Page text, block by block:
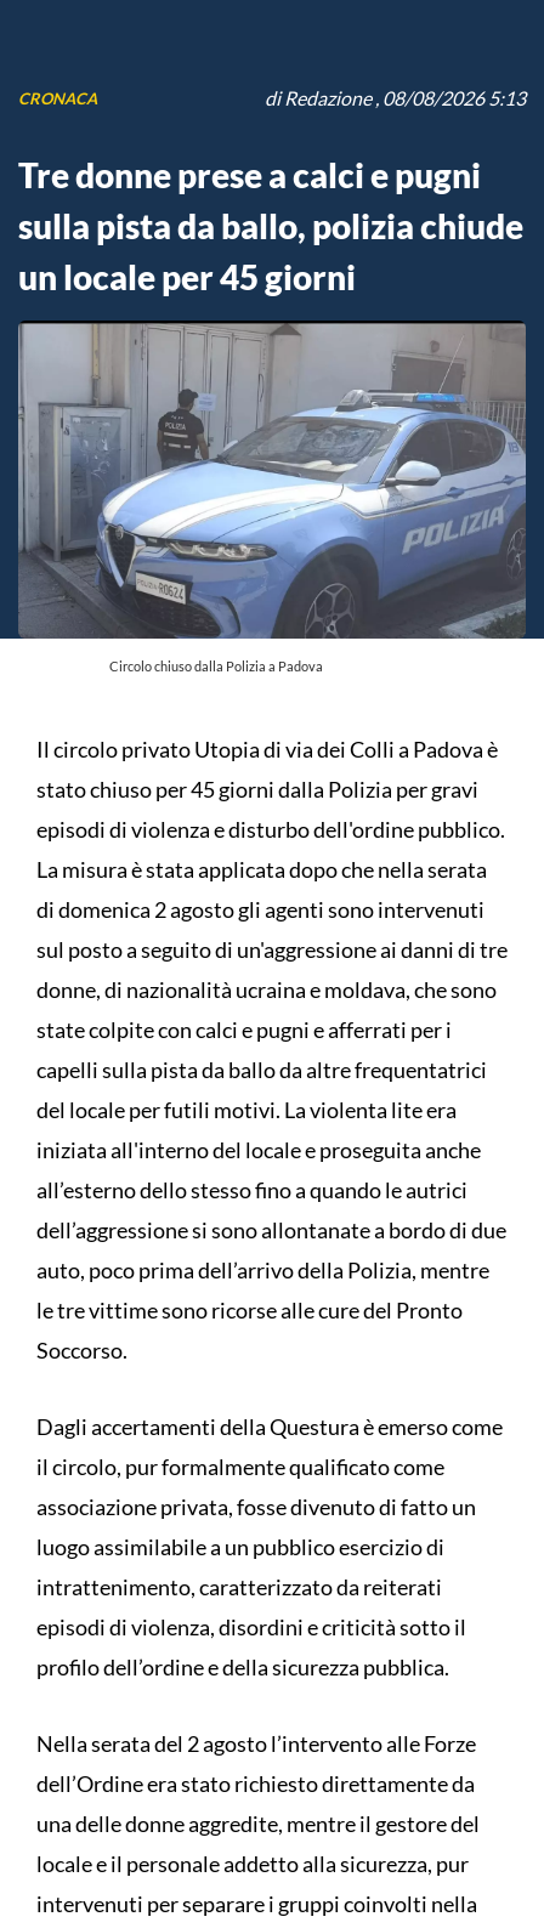
CRONACA diRedazione, 08/08/2026 5:13
Tre donne prese a calci e pugni
sulla pista da ballo, polizia chiude
un locale per 45 giorni
Circolo chiuso dalla Polizia a Padova
Il circolo privato Utopia di via dei Colli a Padova è
stato chiuso per 45 giorni dalla Polizia per gravi
episodi di violenza e disturbo dell'ordine pubblico.
La misura è stata applicata dopo che nella serata
di domenica 2 agosto gli agenti sono intervenuti
sul posto a seguito di un'aggressione ai danni di tre
donne, di nazionalità ucraina e moldava, che sono
state colpite con calci e pugni e afferrati per i
capelli sulla pista da ballo da altre frequentatrici
del locale per futili motivi. La violenta lite era
iniziata all'interno del locale e proseguita anche
all’esterno dello stesso fino a quando le autrici
dell’aggressione si sono allontanate a bordo di due
auto, poco prima dell’arrivo della Polizia, mentre
le tre vittime sono ricorse alle cure del Pronto
Soccorso.
Dagli accertamenti della Questura è emerso come
il circolo, pur formalmente qualificato come
associazione privata, fosse divenuto di fatto un
luogo assimilabile a un pubblico esercizio di
intrattenimento, caratterizzato da reiterati
episodi di violenza, disordini e criticità sotto il
profilo dell’ordine e della sicurezza pubblica.
Nella serata del 2 agosto l’intervento alle Forze
dell’Ordine era stato richiesto direttamente da
una delle donne aggredite, mentre il gestore del
locale e il personale addetto alla sicurezza, pur
intervenuti per separare i gruppi coinvolti nella